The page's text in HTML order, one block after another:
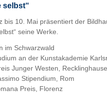
selbst“
bis 10. Mai präsentiert der
seine Werke.
im Schwarzwald
an der Kunstakademie
Junger Westen,
Stipendium, Rom
Preis, Florenz